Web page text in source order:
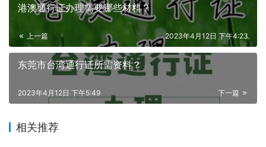
港澳通行证办理需要哪些材料？
上一篇 2023年4月12日 下午4:23
东莞市台湾通行证所需资料？
下一篇
2023年4月12日 下午5:49
相关推荐